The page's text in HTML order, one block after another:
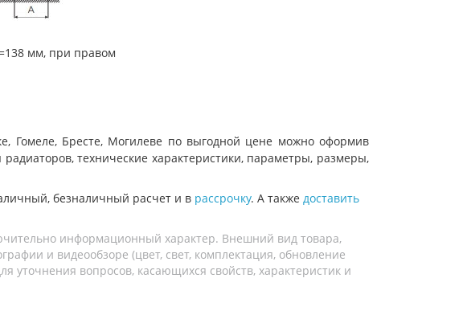
мм, при правом
Гомеле, Бресте, Могилеве по выгодной цене можно оформив
технические характеристики, параметры, размеры,
безналичный расчет и в рассрочку. А также доставить
информационный характер. Внешний вид товара,
и видеообзоре (цвет, свет, комплектация, обновление
уточнения вопросов, касающихся свойств, характеристик и